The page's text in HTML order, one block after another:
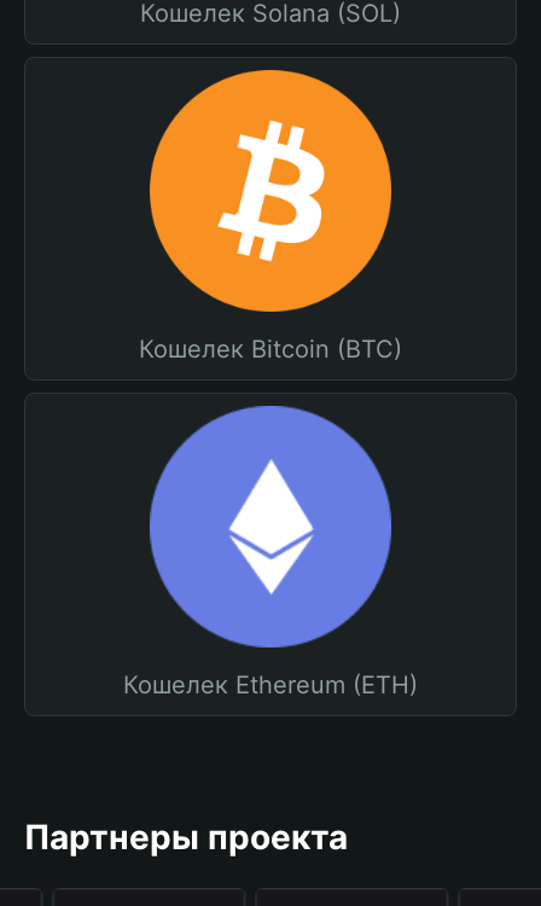
Кошелек Solana (SOL)
Кошелек Bitcoin (BTC)
Кошелек Ethereum (ETH)
Партнеры проекта